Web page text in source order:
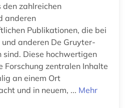
zahlreichen
anderen
Publikationen, die bei
anderen De Gruyter-
sind. Diese hochwertigen
Forschung zentralen Inhalte
an einem Ort
und in neuem, ... Mehr